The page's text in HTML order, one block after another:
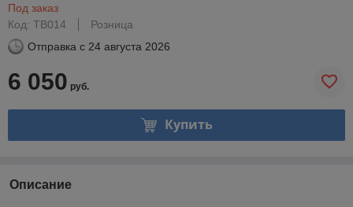
Под заказ
Код: TB014
Розница
Отправка с 24 августа 2026
6 050 руб.
Купить
Описание